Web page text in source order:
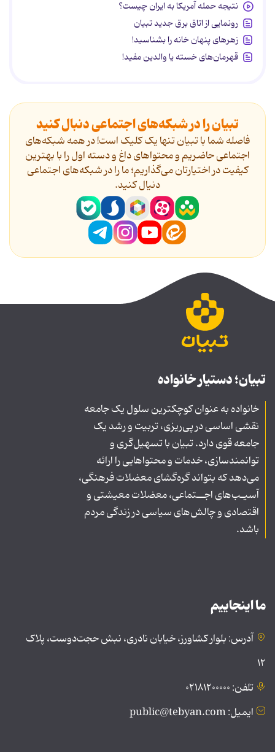
نتیجه حمله آمریکا به ایران چیست؟
رونمایی از اتاق برق جدید تبیان
زهرهای پنهان خانه را بشناسید!
قهرمان‌های خسته یا والدین مفید!
تبیان را در شبکه‌های اجتماعی دنبال کنید
فاصله شما با تبیان تنها یک کلیک است! در همه شبکه‌های
اجتماعی حاضریم و محتواهای داغ و دسته اول را با بهترین
کیفیت در اختیارتان می‌گذاریم؛ ما را در شبکه‌های اجتماعی
دنیال کنید.
تبیان؛ دستیار خانواده
خانواده به عنوان کوچکترین سلول یک جامعه
نقشی اساسی در پی‌ریزی، تربیت و رشد یک
جامعه قوی دارد. تبیان با تسهیل‌گری و
توانمندسازی، خدمات و محتواهایی را ارائه
می‌دهد که بتواند گره‌گشای معضلات فرهنگی،
آسیـب‌های اجــتماعی، معضلات معیشتی و
اقتصادی و چالش‌های سیاسی در زندگی مردم
باشد.
ما اینجاییم
آدرس: بلوار کشاورز، خیابان نادری، نبش حجت‌دوست، پلاک
۱۲
تلفن: ۰۲۱۸۱۲۰۰۰۰۰
ایمیل: public@tebyan.com